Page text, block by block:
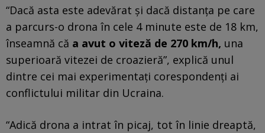
“Dacă asta este adevărat și dacă distanța pe care
a parcurs-o drona în cele 4 minute este de 18 km,
înseamnă că a avut o viteză de 270 km/h, una
superioară vitezei de croazieră”, explică unul
dintre cei mai experimentați corespondenți ai
conflictului militar din Ucraina.
“Adică drona a intrat în picaj, tot în linie dreaptă,